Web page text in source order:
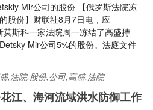
Mir公司的股份 【俄罗斯法院冻
股份】财联社8月7日电，应
斯科一家法院周一冻结了高盛持
Mir公司5%的股份。法庭文件
,法院,股份,公司,高盛,法院
江、海河流域洪水防御工作